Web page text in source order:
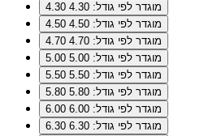
4.30
מוגדר לפי גודל: 4.30
4.50
מוגדר לפי גודל: 4.50
4.70
מוגדר לפי גודל: 4.70
5.00
מוגדר לפי גודל: 5.00
5.50
מוגדר לפי גודל: 5.50
5.80
מוגדר לפי גודל: 5.80
6.00
מוגדר לפי גודל: 6.00
6.30
מוגדר לפי גודל: 6.30